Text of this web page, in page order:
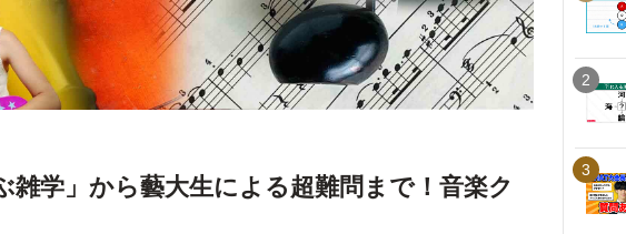
雑学」から藝大生による超難問まで！音楽ク
2
3